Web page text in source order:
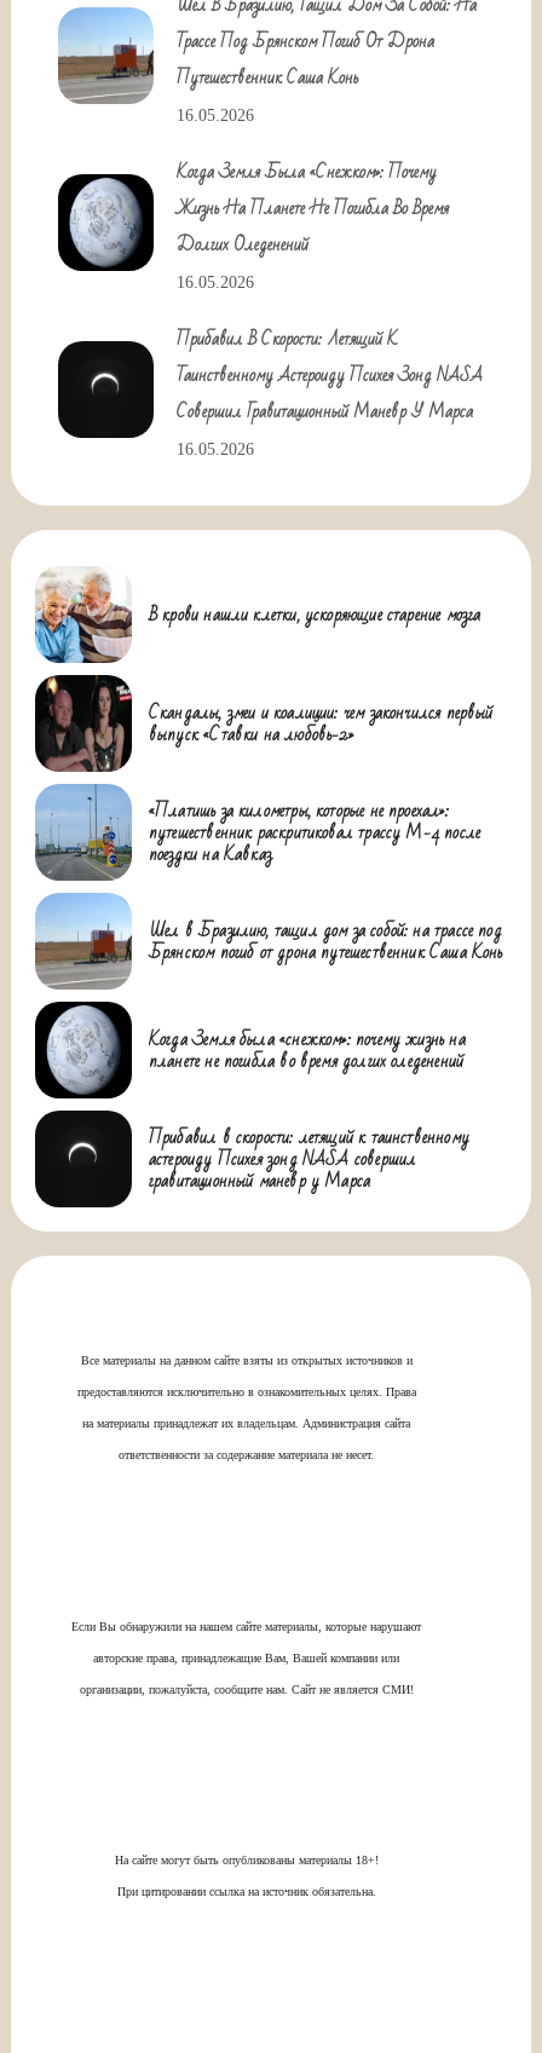
Трассе Под Брянском Погиб От Дрона
Путешественник Саша Конь
16.05.2026
Когда Земля Была «снежком»: Почему
Жизнь На Планете Не Погибла Во Время
Долгих Оледенений
16.05.2026
Прибавил В Скорости: Летящий К
Таинственному Астероиду Психея Зонд NASA
Совершил Гравитационный Маневр У Марса
16.05.2026
В крови нашли клетки, ускоряющие старение мозга
Скандалы, змеи и коалиции: чем закончился первый
выпуск «Ставки на любовь-2»
«Платишь за километры, которые не проехал»:
путешественник раскритиковал трассу М-4 после
поездки на Кавказ
Шел в Бразилию, тащил дом за собой: на трассе под
Брянском погиб от дрона путешественник Саша Конь
Когда Земля была «снежком»: почему жизнь на
планете не погибла во время долгих оледенений
Прибавил в скорости: летящий к таинственному
астероиду Психея зонд NASA совершил
гравитационный маневр у Марса
Все материалы на данном сайте взяты из открытых источников и
предоставляются исключительно в ознакомительных целях. Права
на материалы принадлежат их владельцам. Администрация сайта
ответственности за содержание материала не несет.
Если Вы обнаружили на нашем сайте материалы, которые нарушают
авторские права, принадлежащие Вам, Вашей компании или
организации, пожалуйста, сообщите нам. Сайт не является СМИ!
На сайте могут быть опубликованы материалы 18+!
При цитировании ссылка на источник обязательна.